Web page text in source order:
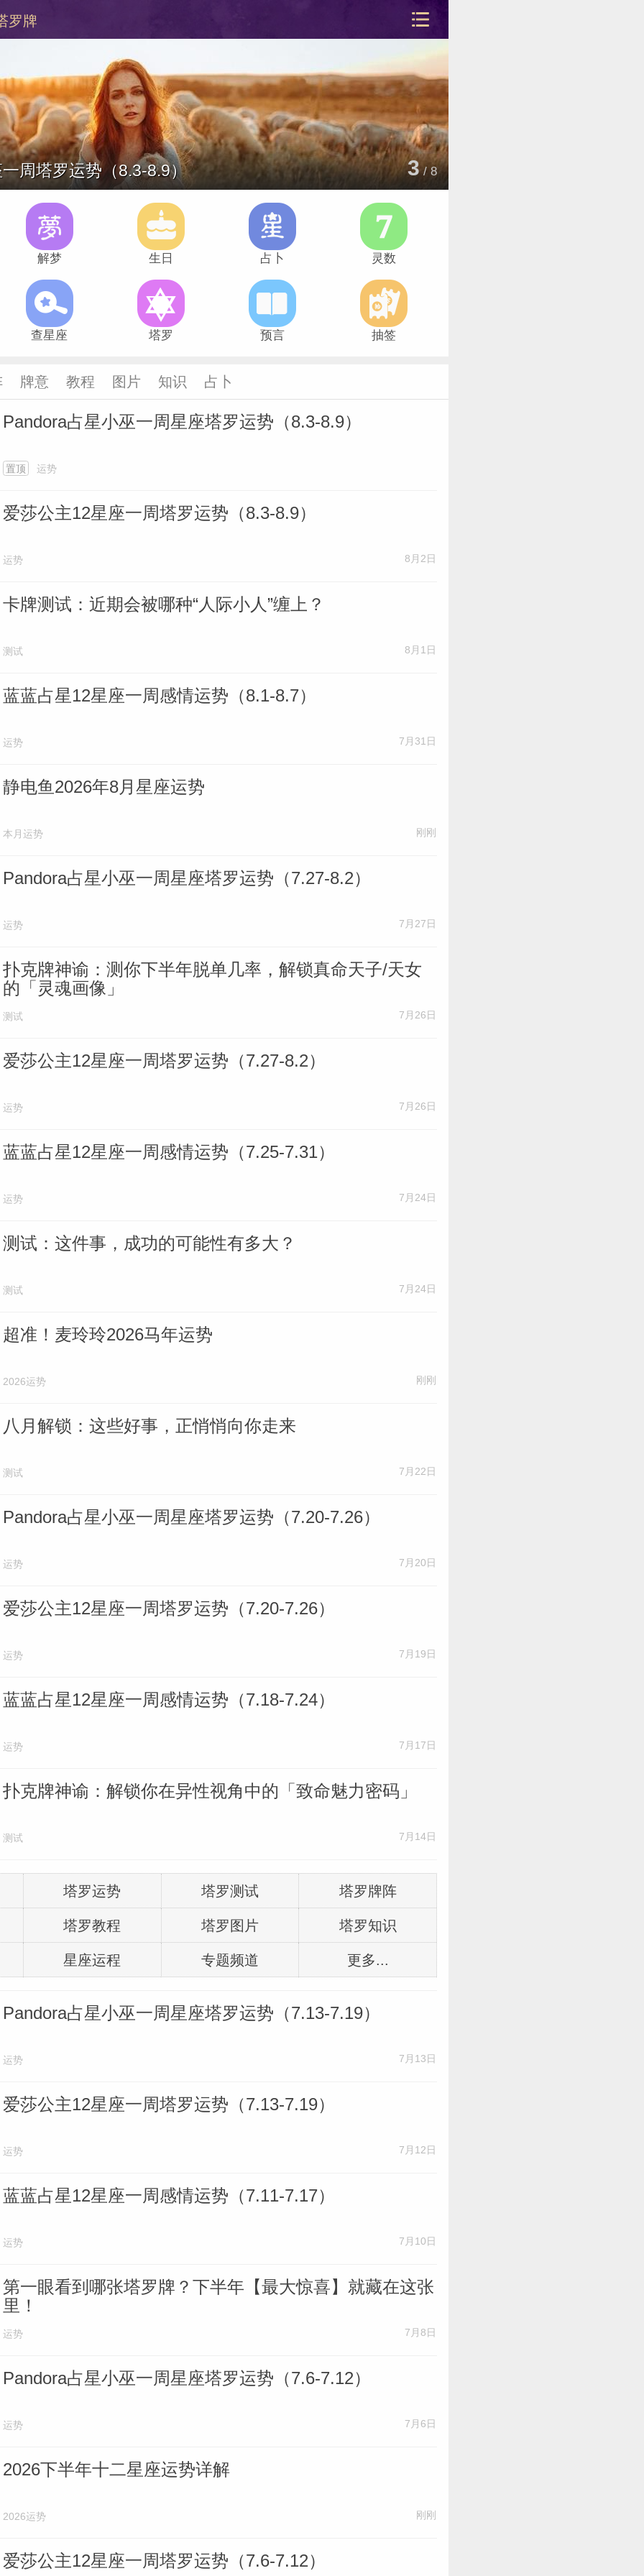
罗牌
站内导
航
周塔罗运势（8.3-8.9） 3/8
解梦 生日 占卜 灵数
查星座 塔罗 预言 抽签
牌意 教程 图片 知识 占卜
Pandora占星小巫一周星座塔罗运势（8.3-8.9）
置顶 运势
爱莎公主12星座一周塔罗运势（8.3-8.9）
运势 8月2日
卡牌测试：近期会被哪种“人际小人”缠上？
测试 8月1日
蓝蓝占星12星座一周感情运势（8.1-8.7）
运势 7月31日
静电鱼2026年8月星座运势
本月运势 刚刚
Pandora占星小巫一周星座塔罗运势（7.27-8.2）
运势 7月27日
扑克牌神谕：测你下半年脱单几率，解锁真命天子/天女
的「灵魂画像」
测试 7月26日
爱莎公主12星座一周塔罗运势（7.27-8.2）
运势 7月26日
蓝蓝占星12星座一周感情运势（7.25-7.31）
运势 7月24日
测试：这件事，成功的可能性有多大？
测试 7月24日
超准！麦玲玲2026马年运势
2026运势 刚刚
八月解锁：这些好事，正悄悄向你走来
测试 7月22日
Pandora占星小巫一周星座塔罗运势（7.20-7.26）
运势 7月20日
爱莎公主12星座一周塔罗运势（7.20-7.26）
运势 7月19日
蓝蓝占星12星座一周感情运势（7.18-7.24）
运势 7月17日
扑克牌神谕：解锁你在异性视角中的「致命魅力密码」
测试 7月14日
塔罗运势 塔罗测试 塔罗牌阵
塔罗教程 塔罗图片 塔罗知识
星座运程 专题频道 更多...
Pandora占星小巫一周星座塔罗运势（7.13-7.19）
运势 7月13日
爱莎公主12星座一周塔罗运势（7.13-7.19）
运势 7月12日
蓝蓝占星12星座一周感情运势（7.11-7.17）
运势 7月10日
第一眼看到哪张塔罗牌？下半年【最大惊喜】就藏在这张
里！
运势 7月8日
Pandora占星小巫一周星座塔罗运势（7.6-7.12）
运势 7月6日
2026下半年十二星座运势详解
2026运势 刚刚
爱莎公主12星座一周塔罗运势（7.6-7.12）